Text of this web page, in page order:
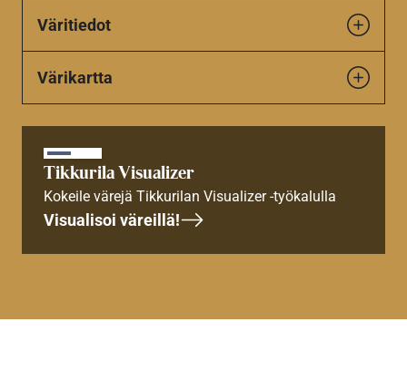
Väritiedot
Värikartta
Tikkurila Visualizer
Kokeile värejä Tikkurilan Visualizer -työkalulla
Visualisoi väreillä!